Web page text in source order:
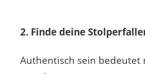
2. Finde deine
Authentisch sein bedeutet